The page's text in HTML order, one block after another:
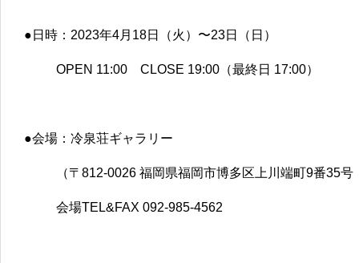
●日時：2023年4月18日（火）〜23日（日）
OPEN 11:00 CLOSE 19:00（最終日 17:00）
●会場：冷泉荘ギャラリー
（〒812-0026 福岡県福岡市博多区上川端町9番35
会場TEL&FAX 092-985-4562